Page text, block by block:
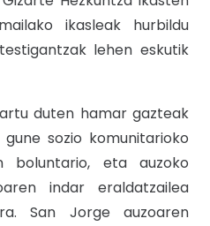
ikasleak hurbildu
lehen eskutik
duten hamar gazteak
gune sozio komunitarioko
boluntario, eta auzoko
indar eraldatzailea
San Jorge auzoaren